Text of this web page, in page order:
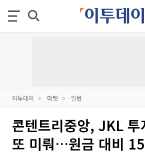
이투데이 마켓 일반
콘텐트리중앙, JKL 투
또 미뤄…원금 대비